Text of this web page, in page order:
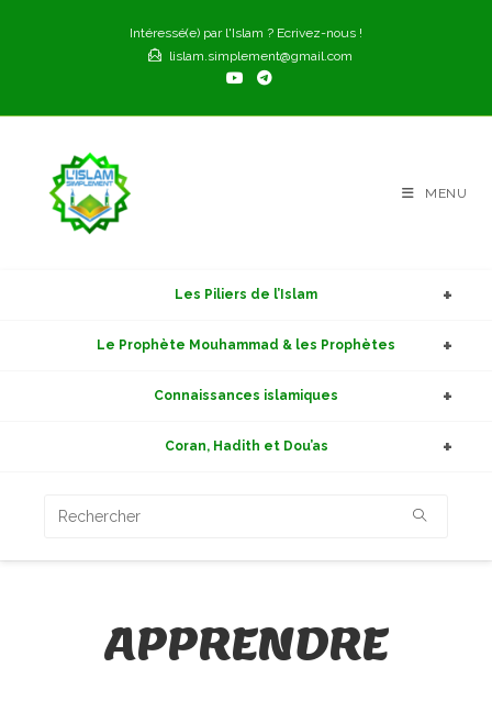
Intéressé(e) par l'Islam ? Ecrivez-nous !
lislam.simplement@gmail.com
MENU
Les Piliers de l’Islam
Le Prophète Mouhammad & les Prophètes
Connaissances islamiques
Coran, Hadith et Dou’as
APPRENDRE